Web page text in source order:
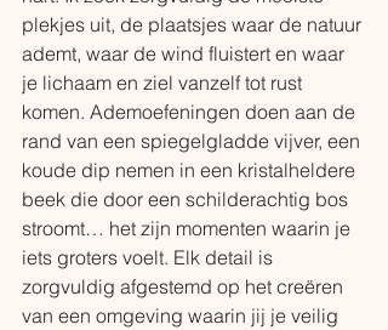
plekjes uit, de plaatsjes waar de natuur
ademt, waar de wind fluistert en waar
je lichaam en ziel vanzelf tot rust
komen. Ademoefeningen doen aan de
rand van een spiegelgladde vijver, een
koude dip nemen in een kristalheldere
beek die door een schilderachtig bos
stroomt… het zijn momenten waarin je
iets groters voelt. Elk detail is
zorgvuldig afgestemd op het creëren
van een omgeving waarin jij je veilig